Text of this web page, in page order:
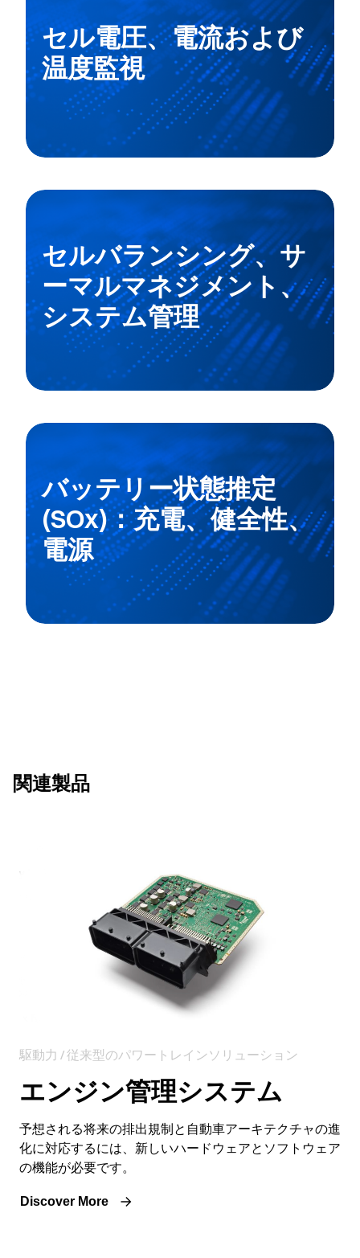
セル電圧、電流および
温度監視
セルバランシング、サ
ーマルマネジメント、
システム管理
バッテリー状態推定
(SOx)：充電、健全性、
電源
関連製品
駆動力 / 従来型のパワートレインソリューション
エンジン管理システム
予想される将来の排出規制と自動車アーキテクチャの進
化に対応するには、新しいハードウェアとソフトウェア
の機能が必要です。
Discover More